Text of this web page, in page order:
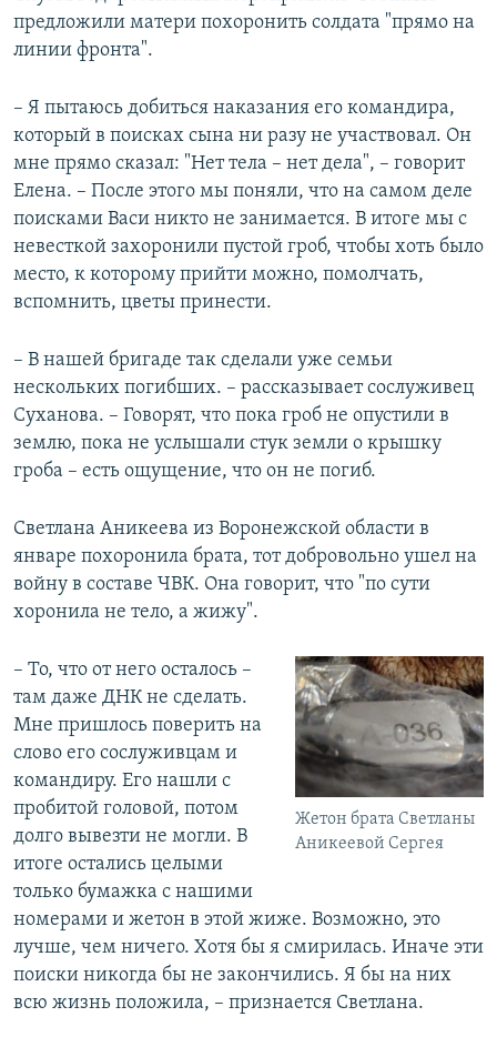
предложили матери похоронить солдата "прямо на
линии фронта".
– Я пытаюсь добиться наказания его командира,
который в поисках сына ни разу не участвовал. Он
мне прямо сказал: "Нет тела – нет дела", – говорит
Елена. – После этого мы поняли, что на самом деле
поисками Васи никто не занимается. В итоге мы с
невесткой захоронили пустой гроб, чтобы хоть было
место, к которому прийти можно, помолчать,
вспомнить, цветы принести.
– В нашей бригаде так сделали уже семьи
нескольких погибших. – рассказывает сослуживец
Суханова. – Говорят, что пока гроб не опустили в
землю, пока не услышали стук земли о крышку
гроба – есть ощущение, что он не погиб.
Светлана Аникеева из Воронежской области в
январе похоронила брата, тот добровольно ушел на
войну в составе ЧВК. Она говорит, что "по сути
хоронила не тело, а жижу".
Жетон брата Светланы
Аникеевой Сергея
– То, что от него осталось –
там даже ДНК не сделать.
Мне пришлось поверить на
слово его сослуживцам и
командиру. Его нашли с
пробитой головой, потом
долго вывезти не могли. В
итоге остались целыми
только бумажка с нашими
номерами и жетон в этой жиже. Возможно, это
лучше, чем ничего. Хотя бы я смирилась. Иначе эти
поиски никогда бы не закончились. Я бы на них
всю жизнь положила, – признается Светлана.